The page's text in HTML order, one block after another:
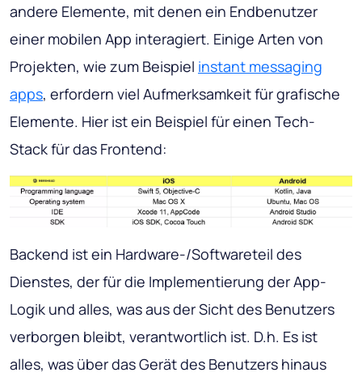
andere Elemente, mit denen ein Endbenutzer
einer mobilen App interagiert. Einige Arten von
Projekten, wie zum Beispiel instant messaging
apps, erfordern viel Aufmerksamkeit für grafische
Elemente. Hier ist ein Beispiel für einen Tech-
Stack für das Frontend:
Backend ist ein Hardware-/Softwareteil des
Dienstes, der für die Implementierung der App-
Logik und alles, was aus der Sicht des Benutzers
verborgen bleibt, verantwortlich ist. D.h. Es ist
alles, was über das Gerät des Benutzers hinaus